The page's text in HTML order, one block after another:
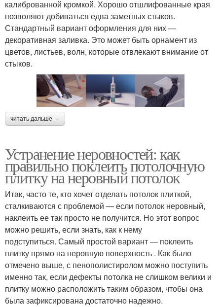
калиброванной кромкой. Хорошо отшлифованные края
позволяют добиваться едва заметных стыков.
Стандартный вариант оформления для них —
декоративная заливка. Это может быть орнамент из
цветов, листьев, волн, которые отвлекают внимание от
стыков.
читать дальше →
Устранение неровностей: как
правильно поклеить потолочную
плитку на неровный потолок
Итак, часто те, кто хочет отделать потолок плиткой,
сталкиваются с проблемой — если потолок неровный,
наклеить ее так просто не получится. Но этот вопрос
можно решить, если знать, как к нему
подступиться. Самый простой вариант — поклеить
плитку прямо на неровную поверхность . Как было
отмечено выше, с пенополистиролом можно поступить
именно так, если дефекты потолка не слишком велики и
плитку можно расположить таким образом, чтобы она
была зафиксирована достаточно надежно.